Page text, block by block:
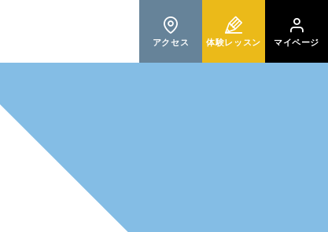
アクセス 体験レッスン マイページ